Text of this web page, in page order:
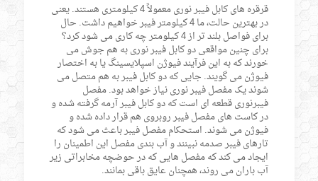
قرقره های کابل فیبر نوری معمولاً 4 کیلومتری هستند. یعنی
در بهترین حالت، ما 4 کیلومتر فیبر خواهیم داشت. حال
برای فواصل بلند تر از 4 کیلومتر چه کاری می شود کرد؟
برای چنین مواقعی دو کابل فیبر نوری به هم جوش می
خورند که به این فرآیند فیوژن اسپلایسینگ یا به اختصار
فیوژن می گویند. جایی که دو کابل فیبر به هم متصل می
شوند یک مفصل فیبر نوری نیاز خواهد بود. مفصل
فیبرنوری قطعه ای است که دو کابل فیبر آرمه گرفته شده و
در کاست های مفصل فیبر روبروی هم قرار داده شده و
فیوژن می شوند. استحکام مفصل فیبر باعث می شود که
تارهای فیبر صدمه نبینند و آب بندی مفصل این اطمینان را
ایجاد می کند که مفصل هایی که در حوضچه مخابراتی زیر
آب باران می روند، همچنان عایق باقی بمانند.